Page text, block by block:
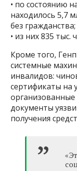
• по состоянию
находилось 5,7
без гражданства;
• из них 835
Кроме того,
системные
инвалидов:
сертификаты на
документы
получения